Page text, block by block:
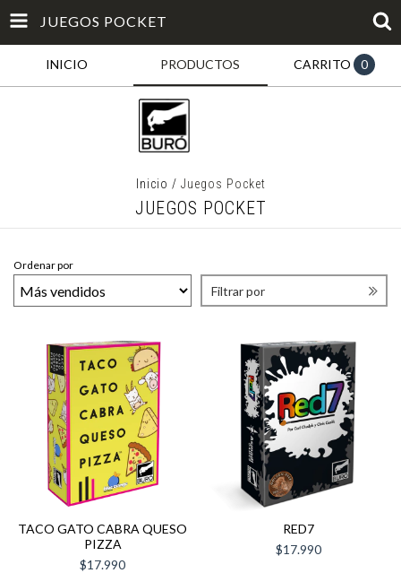
JUEGOS POCKET
INICIO PRODUCTOS CARRITO 0
Inicio / Juegos Pocket
JUEGOS POCKET
Ordenar por
Filtrar por
TACO GATO CABRA QUESO
PIZZA
$17.990
RED7
$17.990